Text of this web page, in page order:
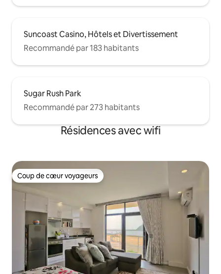
Suncoast Casino, Hôtels et Divertissement
Recommandé par 183 habitants
Sugar Rush Park
Recommandé par 273 habitants
Résidences avec wifi
Coup de cœur voyageurs
Coup de cœur voyageurs